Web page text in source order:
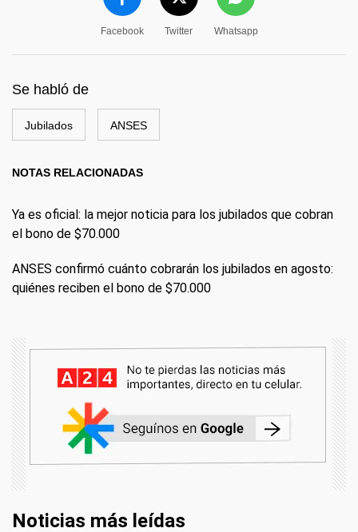
Facebook Twitter Whatsapp
Se habló de
Jubilados ANSES
NOTAS RELACIONADAS
Ya es oficial: la mejor noticia para los jubilados que cobran
el bono de $70.000
ANSES confirmó cuánto cobrarán los jubilados en agosto:
quiénes reciben el bono de $70.000
Noticias más leídas